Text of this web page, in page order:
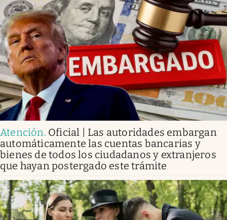
Atención. Oficial | Las autoridades embargan
automáticamente las cuentas bancarias y
bienes de todos los ciudadanos y extranjeros
que hayan postergado este trámite